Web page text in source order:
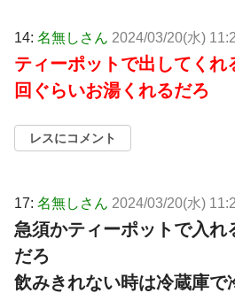
14: 名無しさん 2024/03/20(水)
ティーポットで出してくれ
回ぐらいお湯くれるだろ
レスにコメント
17: 名無しさん 2024/03/20(水)
急須かティーポットで入れ
だろ
飲みきれない時は冷蔵庫で